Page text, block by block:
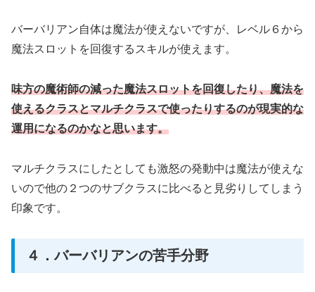
バーバリアン自体は魔法が使えないですが、レベル６から
魔法スロットを回復するスキルが使えます。
味方の魔術師の減った魔法スロットを回復したり、魔法を
使えるクラスとマルチクラスで使ったりするのが現実的な
運用になるのかなと思います。
マルチクラスにしたとしても激怒の発動中は魔法が使えな
いので他の２つのサブクラスに比べると見劣りしてしまう
印象です。
４．バーバリアンの苦手分野